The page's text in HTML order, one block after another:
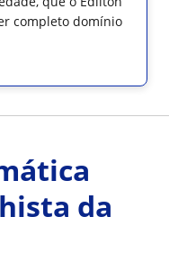
completo domínio
da